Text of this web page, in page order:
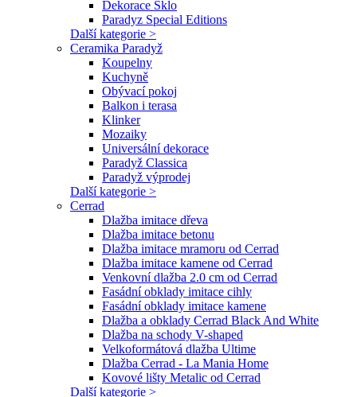
Dekorace Sklo
Paradyz Special Editions
Další kategorie >
Ceramika Paradyž
Koupelny
Kuchyně
Obývací pokoj
Balkon i terasa
Klinker
Mozaiky
Universální dekorace
Paradyž Classica
Paradyž výprodej
Další kategorie >
Cerrad
Dlažba imitace dřeva
Dlažba imitace betonu
Dlažba imitace mramoru od Cerrad
Dlažba imitace kamene od Cerrad
Venkovní dlažba 2.0 cm od Cerrad
Fasádní obklady imitace cihly
Fasádní obklady imitace kamene
Dlažba a obklady Cerrad Black And White
Dlažba na schody V-shaped
Velkoformátová dlažba Ultime
Dlažba Cerrad - La Mania Home
Kovové lišty Metalic od Cerrad
Další kategorie >